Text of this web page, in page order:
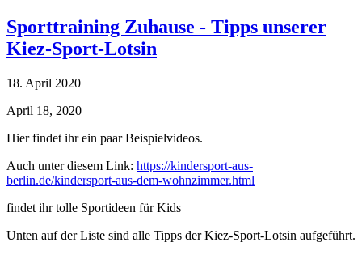
Sporttraining Zuhause - Tipps unserer
Kiez-Sport-Lotsin
18. April 2020
April 18, 2020
Hier findet ihr ein paar Beispielvideos.
Auch unter diesem Link: https://kindersport-aus-
berlin.de/kindersport-aus-dem-wohnzimmer.html
findet ihr tolle Sportideen für Kids
Unten auf der Liste sind alle Tipps der Kiez-Sport-Lotsin aufgeführt.